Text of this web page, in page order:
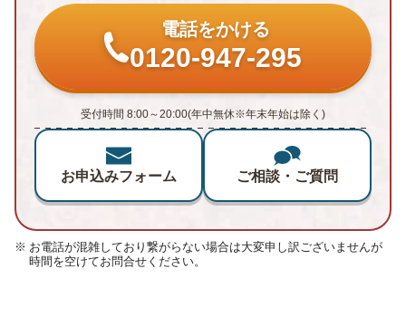
電話をかける
0120-947-295
受付時間 8:00～20:00(年中無休※年末年始は除く)
お申込みフォーム ご相談・ご質問
お電話が混雑しており繋がらない場合は大変申し訳ございませんが
時間を空けてお問合せください。